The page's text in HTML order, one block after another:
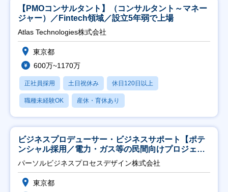
【PMOコンサルタント】（コンサルタント～マネー
ジャー）／Fintech領域／設立5年弱で上場
Atlas Technologies株式会社
東京都
600万~1170万
正社員採用 土日祝休み 休日120日以上
職種未経験OK 産休・育休あり
ビジネスプロデューサー・ビジネスサポート【ポテ
ンシャル採用／電力・ガス等の民間向けプロジェク
ト推進】
パーソルビジネスプロセスデザイン株式会社
東京都